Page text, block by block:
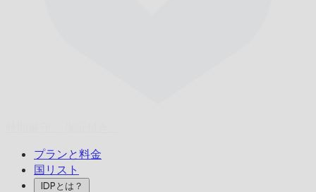
プランと料金
国リスト
IDPとは？